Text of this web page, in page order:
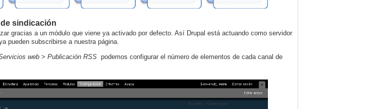
sindicación
gracias a un módulo que viene ya activado por defecto. Así Drupal está actuando como servidor
pueden subscribirse a nuestra página.
web > Publicación RSS podemos configurar el número de elementos de cada canal de